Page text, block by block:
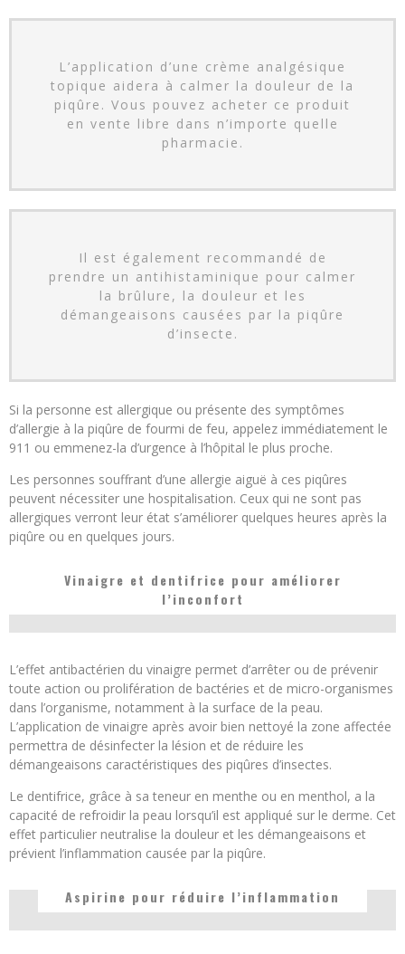
L’application d’une crème analgésique
topique aidera à calmer la douleur de la
piqûre. Vous pouvez acheter ce produit
en vente libre dans n’importe quelle
pharmacie.
Il est également recommandé de
prendre un antihistaminique pour calmer
la brûlure, la douleur et les
démangeaisons causées par la piqûre
d’insecte.
Si la personne est allergique ou présente des symptômes
d’allergie à la piqûre de fourmi de feu, appelez immédiatement le
911 ou emmenez-la d’urgence à l’hôpital le plus proche.
Les personnes souffrant d’une allergie aiguë à ces piqûres
peuvent nécessiter une hospitalisation. Ceux qui ne sont pas
allergiques verront leur état s’améliorer quelques heures après la
piqûre ou en quelques jours.
Vinaigre et dentifrice pour améliorer
l’inconfort
L’effet antibactérien du vinaigre permet d’arrêter ou de prévenir
toute action ou prolifération de bactéries et de micro-organismes
dans l’organisme, notamment à la surface de la peau.
L’application de vinaigre après avoir bien nettoyé la zone affectée
permettra de désinfecter la lésion et de réduire les
démangeaisons caractéristiques des piqûres d’insectes.
Le dentifrice, grâce à sa teneur en menthe ou en menthol, a la
capacité de refroidir la peau lorsqu’il est appliqué sur le derme. Cet
effet particulier neutralise la douleur et les démangeaisons et
prévient l’inflammation causée par la piqûre.
Aspirine pour réduire l’inflammation